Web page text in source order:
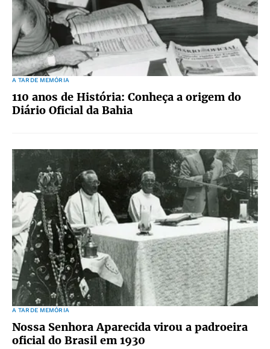
A TARDE MEMÓRIA
110 anos de História: Conheça a origem do
Diário Oficial da Bahia
A TARDE MEMÓRIA
Nossa Senhora Aparecida virou a padroeira
oficial do Brasil em 1930